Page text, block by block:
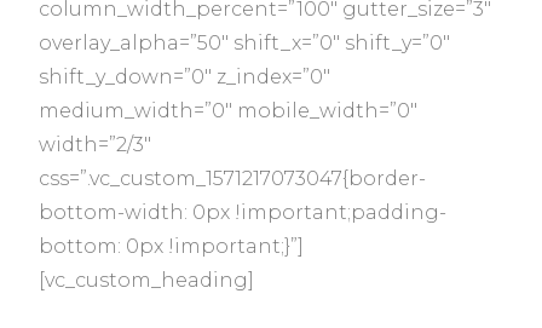
column_width_percent=”100″ gutter_size=”3″
overlay_alpha=”50″ shift_x=”0″ shift_y=”0″
shift_y_down=”0″ z_index=”0″
medium_width=”0″ mobile_width=”0″
width=”2/3″
css=”.vc_custom_1571217073047{border-
bottom-width: 0px !important;padding-
bottom: 0px !important;}”]
[vc_custom_heading]